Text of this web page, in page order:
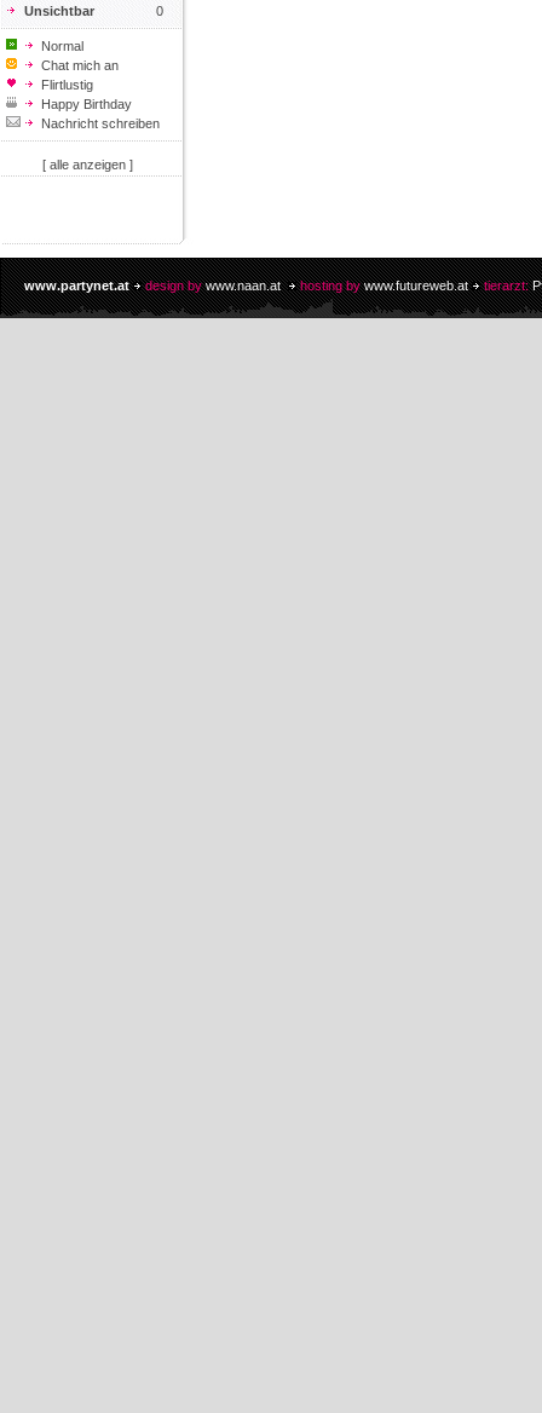
Unsichtbar
0
Normal
Chat mich an
Flirtlustig
Happy Birthday
Nachricht schreiben
[ alle anzeigen ]
www.partynet.at design by www.naan.at hosting by www.futureweb.at tierarzt: